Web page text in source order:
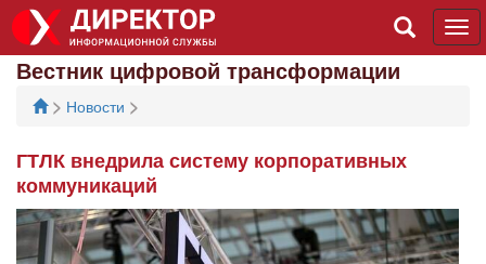
Вестник цифровой трансформации
> Новости >
ГТЛК внедрила систему корпоративных
коммуникаций